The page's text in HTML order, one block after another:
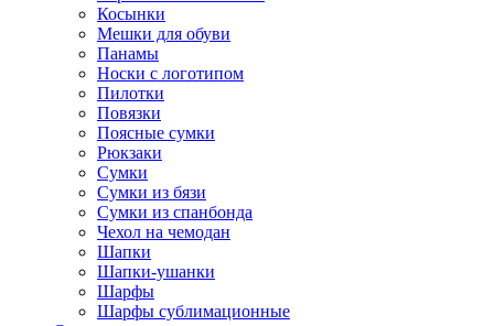
Косынки
Мешки для обуви
Панамы
Носки с логотипом
Пилотки
Повязки
Поясные сумки
Рюкзаки
Сумки
Сумки из бязи
Сумки из спанбонда
Чехол на чемодан
Шапки
Шапки-ушанки
Шарфы
Шарфы сублимационные